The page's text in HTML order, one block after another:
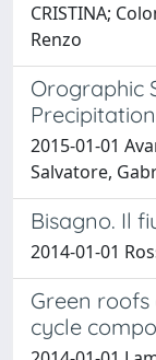
CRISTINA;
Renzo
Orographic
2015-01-01
Salvatore,
Bisagno. Il
2014-01-01
Green
cycle